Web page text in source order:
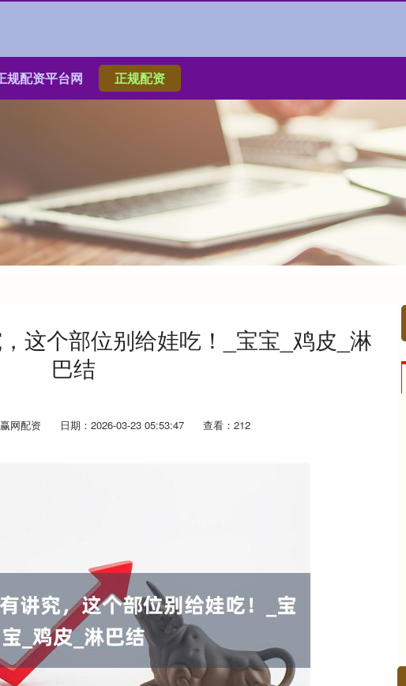
规配资平台网 正规配资
这个部位别给娃吃！_宝宝_鸡皮_淋
巴结
网配资 日期：2026-03-23 05:53:47 查看：212